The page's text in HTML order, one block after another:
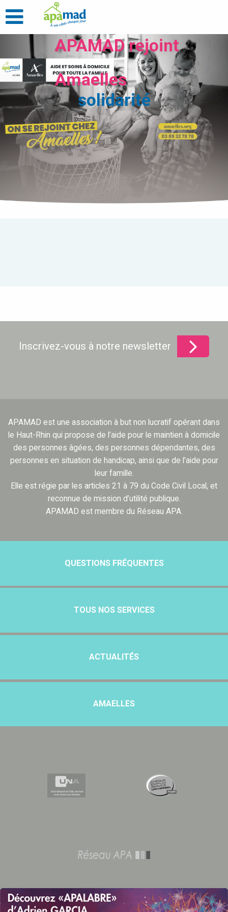
APAMAD rejoint
Amaelles
solidarité
Inscrivez-vous à notre newsletter
APAMAD est une association à but non lucratif opérant dans
le Haut-Rhin qui propose de l’aide pour le maintien à domicile
des personnes âgées, des personnes dépendantes, des
personnes en situation de handicap, ainsi que de l’aide pour
leur famille.
Elle est régie par les articles 21 à 79 du Code Civil Local, et
reconnue de mission d’utilité publique.
APAMAD est membre du Réseau APA.
QUESTIONS FRÉQUENTES
TOUS NOS SERVICES
ACTUALITÉS
AMAELLES